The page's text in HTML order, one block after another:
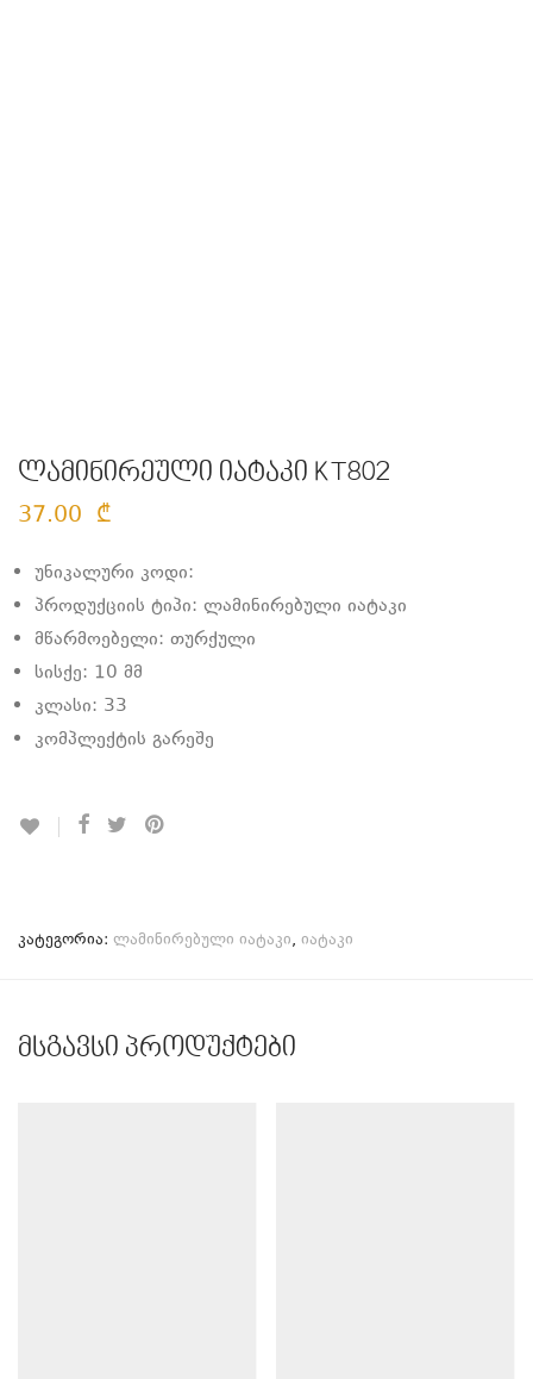
ლამინირეული იატაკი KT802
37.00 ₾
უნიკალური კოდი:
პროდუქციის ტიპი: ლამინირებული იატაკი
მწარმოებელი: თურქული
სისქე: 10 მმ
კლასი: 33
კომპლექტის გარეშე
კატეგორია: ლამინირებული იატაკი, იატაკი
მსგავსი პროდუქტები